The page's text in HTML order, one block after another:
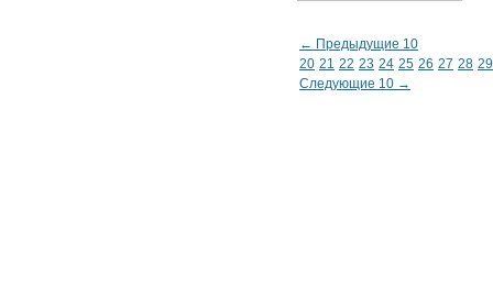
← Предыдущие 10
20 21 22 23 24 25 26 27 28 29
Следующие 10 →